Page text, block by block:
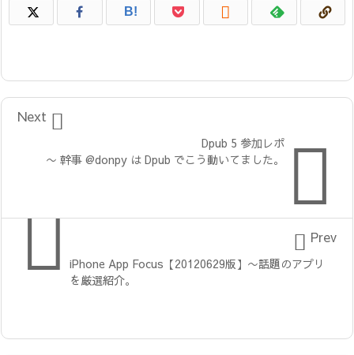
B! 

Dpub 5 参加レポ
〜 幹事 @donpy は Dpub でこう動いてました。

Next
iPhone App Focus【20120629版】〜話題のアプリ
を厳選紹介。
 Prev